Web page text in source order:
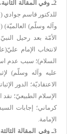
2ـ وفي المقالة الثانية
للدكتور قاسم جوادي
وآله وسلّم) العالميّة) (
الأمّة بعد رحيل
لانتخاب الإمام
السلام)؛ سبب عدم
عليه وآله وسلّم)
الاعتقاديّة؛ الدور
الإسلام الطبيعيّ؛
كرماني؛ إجابات
الإمامة.
3ـ وفي المقالة الثالثة